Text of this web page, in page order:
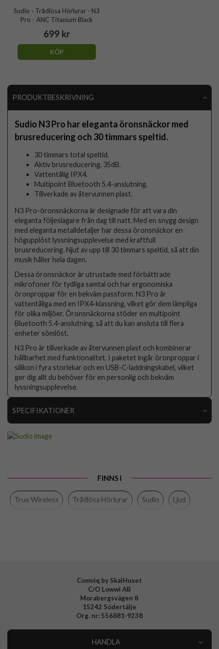
Sudio - Trådlösa Hörlurar - N3
Pro - ANC Titanium Black
699 kr
KÖP
PRODUKTBESKRIVNING
Sudio N3 Pro har eleganta öronsnäckor med
brusreducering och 30 timmars speltid.
30 timmars total speltid.
Aktiv brusreducering, 35dB.
Vattentålig IPX4.
Multipoint Bluetooth 5.4-anslutning.
Tillverkade av återvunnen plast.
N3 Pro-öronsnäckorna är designade för att vara din
eleganta följeslagare från dag till natt. Med en snygg design
med eleganta metalldetaljer har dessa öronsnäckor en
högupplöst lyssningsupplevelse med kraftfull
brusreducering. Njut av upp till 30 timmars speltid, så att din
musik håller hela dagen.
Dessa öronsnäckor är utrustade med förbättrade
mikrofoner för tydliga samtal och har ergonomiska
öronproppar för en bekväm passform. N3 Pro är
vattentåliga med en IPX4-klassning, vilket gör dem lämpliga
för olika miljöer. Öronsnäckorna stöder en multipoint
Bluetooth 5.4-anslutning, så att du kan ansluta till flera
enheter sömlöst.
N3 Pro är tillverkade av återvunnen plast och kombinerar
hållbarhet med funktionalitet. I paketet ingår öronproppar i
silikon i fyra storlekar och en USB-C-laddningskabel, vilket
ger dig allt du behöver för en personlig och bekväm
lyssningsupplevelse.
SPECIFIKATIONER
Varumärke Sudio
FINNS I
True Wireless Trådlösa Hörlurar Sudio Ljud
Comviq by SkalHuset
C/O Lowwi AB
Morabergsvägen 8
15242 Södertälje
Org. nr: 556881-9238
HANDLA